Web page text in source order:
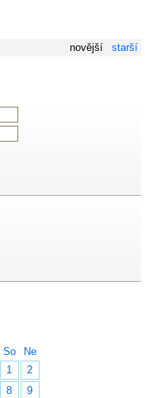
novější starší
So
Ne
1
2
8 9